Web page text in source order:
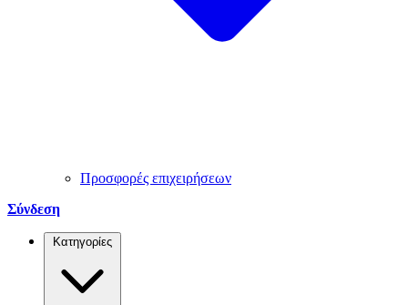
Προσφορές επιχειρήσεων
Σύνδεση
Κατηγορίες